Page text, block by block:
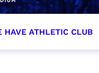
HAVE ATHLETIC CLUB